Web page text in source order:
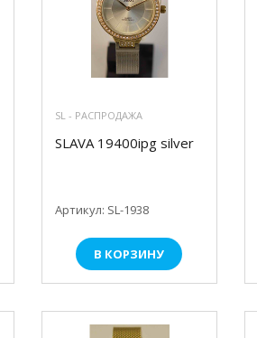
SL - РАСПРОДАЖА
SLAVA 19400ipg silver
Артикул: SL-1938
В КОРЗИНУ